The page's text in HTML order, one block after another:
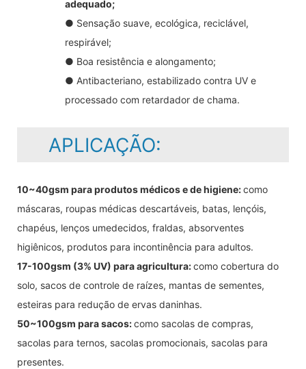
adequado;
● Sensação suave, ecológica, reciclável,
respirável;
● Boa resistência e alongamento;
● Antibacteriano, estabilizado contra UV e
processado com retardador de chama.
APLICAÇÃO:
10~40gsm para produtos médicos e de higiene:como
máscaras, roupas médicas descartáveis, batas, lençóis,
chapéus, lenços umedecidos, fraldas, absorventes
higiênicos, produtos para incontinência para adultos.
17-100gsm (3% UV) para agricultura:como cobertura do
solo, sacos de controle de raízes, mantas de sementes,
esteiras para redução de ervas daninhas.
50~100gsm para sacos:como sacolas de compras,
sacolas para ternos, sacolas promocionais, sacolas para
presentes.